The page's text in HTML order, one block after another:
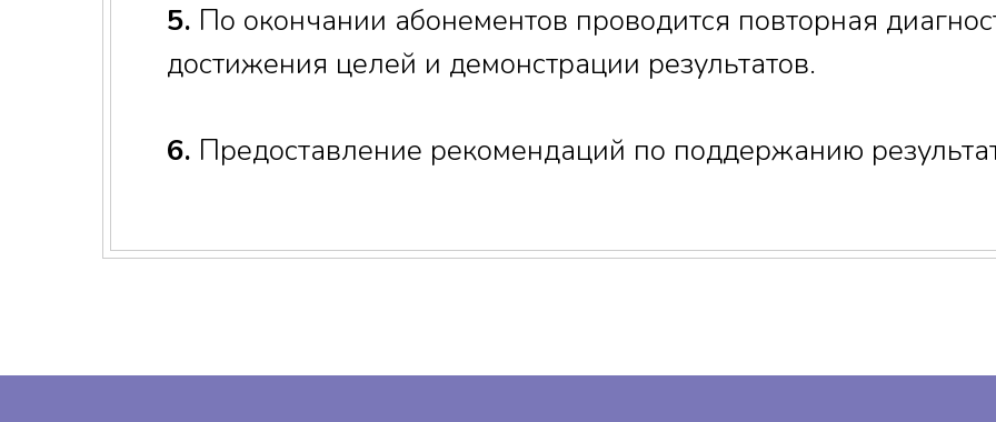
5. По окончании абонементов проводится повторная
достижения целей и демонстрации результатов.
6. Предоставление рекомендаций по поддержанию